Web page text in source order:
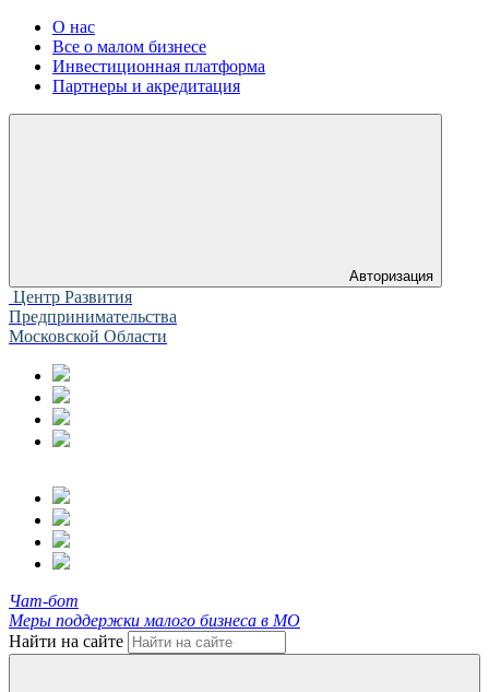
О нас
Все о малом бизнесе
Инвестиционная платформа
Партнеры и акредитация
Авторизация
Центр Развития
Предпринимательства
Московской Области
Чат-бот
Меры поддержки малого бизнеса в МО
Найти на сайте